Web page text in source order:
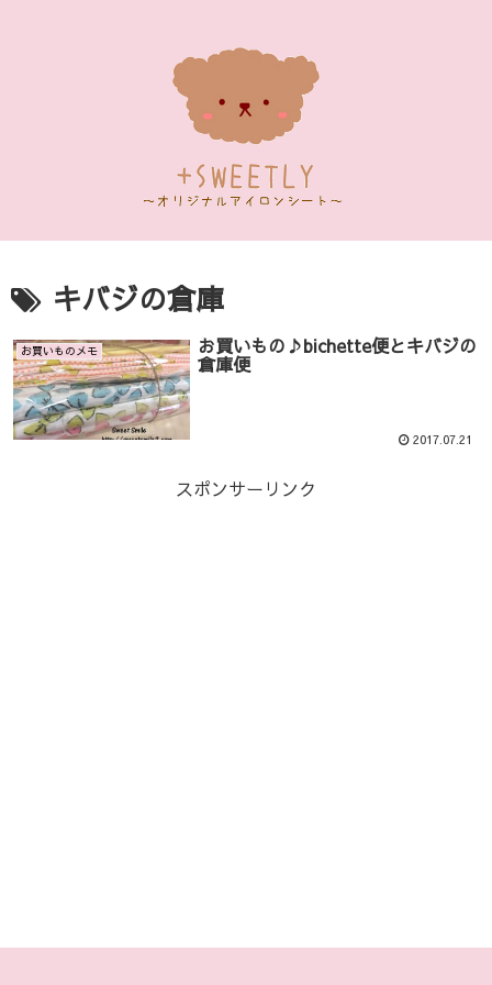
キバジの倉庫
お買いものメモ お買いもの♪bichette便とキバジの
倉庫便
2017.07.21
スポンサーリンク